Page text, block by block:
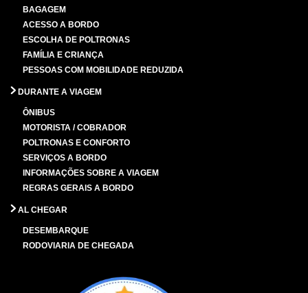
BAGAGEM
ACESSO A BORDO
ESCOLHA DE POLTRONAS
FAMÍLIA E CRIANÇA
PESSOAS COM MOBILIDADE REDUZIDA
DURANTE A VIAGEM
ÔNIBUS
MOTORISTA / COBRADOR
POLTRONAS E CONFORTO
SERVIÇOS A BORDO
INFORMAÇÕES SOBRE A VIAGEM
REGRAS GERAIS A BORDO
AL CHEGAR
DESEMBARQUE
RODOVIARIA DE CHEGADA